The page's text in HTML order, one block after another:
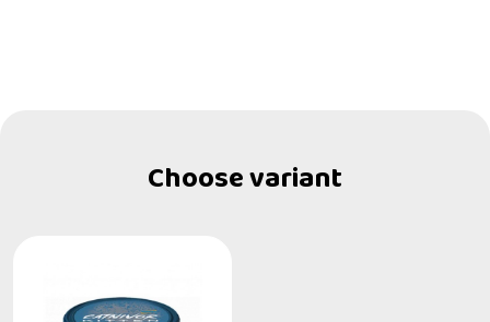
Choose variant